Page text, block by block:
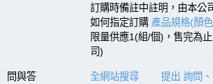
訂購時備註中註明，由本公
如何指定訂購 產品規格(顏
限量供應1(組/個)，售完為
司)
問與答 全網站搜尋 提出 詢問